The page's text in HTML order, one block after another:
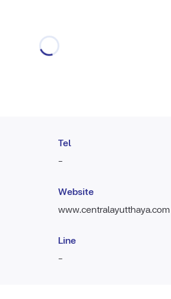
Tel
-
Website
www.centralayutthaya.com
Line
-